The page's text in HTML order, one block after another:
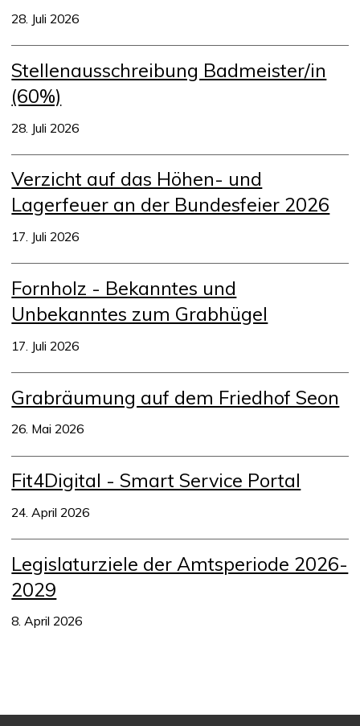
28. Juli 2026
Stellenausschreibung Badmeister/in
(60%)
28. Juli 2026
Verzicht auf das Höhen- und
Lagerfeuer an der Bundesfeier 2026
17. Juli 2026
Fornholz - Bekanntes und
Unbekanntes zum Grabhügel
17. Juli 2026
Grabräumung auf dem Friedhof Seon
26. Mai 2026
Fit4Digital - Smart Service Portal
24. April 2026
Legislaturziele der Amtsperiode 2026-
2029
8. April 2026